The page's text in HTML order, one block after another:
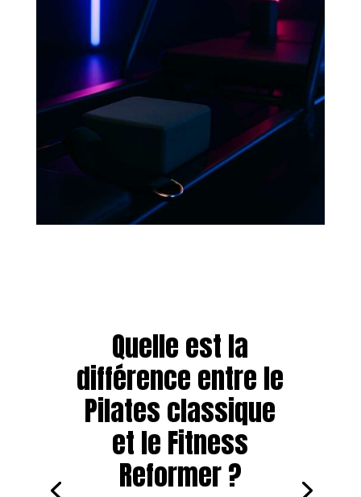
Quelle est la
différence entre le
Pilates classique
et le Fitness
Reformer ?